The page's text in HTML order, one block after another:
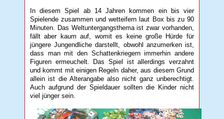
In diesem Spiel ab 14 Jahren kommen ein bis vier
Spielende zusammen und wetteifern laut Box bis zu 90
Minuten. Das Weltuntergangsthema ist zwar vorhanden,
fällt aber kaum auf, womit es keine große Hürde für
jüngere Jungendliche darstellt, obwohl anzumerken ist,
dass man mit den Schattenkriegern immerhin andere
Figuren ermeuchelt. Das Spiel ist allerdings verzahnt
und kommt mit einigen Regeln daher, aus diesem Grund
allein ist die Alterangabe also nicht ganz unberechtigt.
Auch aufgrund der Spieldauer sollten die Kinder nicht
viel jünger sein.